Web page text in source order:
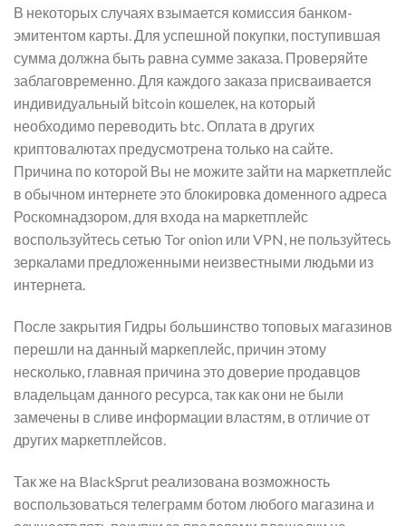
В некоторых случаях взымается комиссия банком-
эмитентом карты. Для успешной покупки, поступившая
сумма должна быть равна сумме заказа. Проверяйте
заблаговременно. Для каждого заказа присваивается
индивидуальный bitcoin кошелек, на который
необходимо переводить btc. Оплата в других
криптовалютах предусмотрена только на сайте.
Причина по которой Вы не можите зайти на маркетплейс
в обычном интернете это блокировка доменного адреса
Роскомнадзором, для входа на маркетплейс
воспользуйтесь сетью Tor onion или VPN, не пользуйтесь
зеркалами предложенными неизвестными людьми из
интернета.
После закрытия Гидры большинство топовых магазинов
перешли на данный маркеплейс, причин этому
несколько, главная причина это доверие продавцов
владельцам данного ресурса, так как они не были
замечены в сливе информации властям, в отличие от
других маркетплейсов.
Так же на BlackSprut реализована возможность
воспользоваться телеграмм ботом любого магазина и